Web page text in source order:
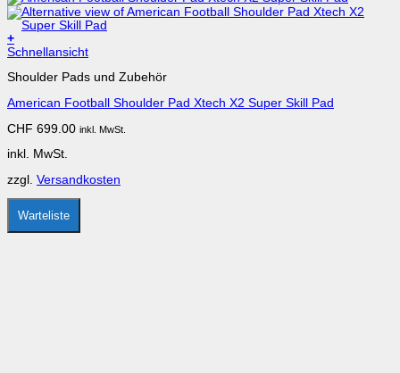
+
Dieses
weist
Varianten
Die
können
der
Produktseite
gewählt
Schnellansicht
Shoulder Pads und Zubehör
American Football Shoulder Pad Xtech X2 Super Skill Pad
CHF 699.00 inkl. MwSt.
inkl. MwSt.
zzgl. Versandkosten
Warteliste